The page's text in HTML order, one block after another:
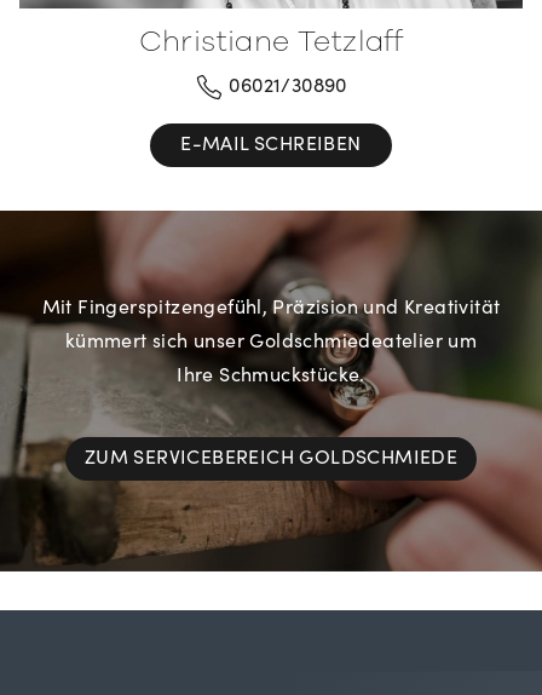
Christiane Tetzlaff
06021/30890
E-MAIL SCHREIBEN
Mit Fingerspitzengefühl, Präzision und Kreativität
kümmert sich unser Goldschmiedeatelier um
Ihre Schmuckstücke.
ZUM SERVICEBEREICH GOLDSCHMIEDE